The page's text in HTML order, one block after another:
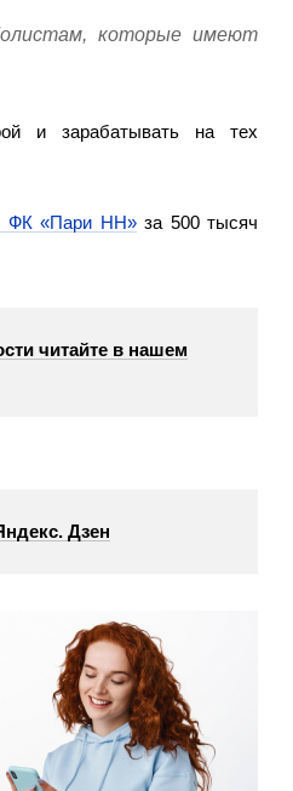
которые имеют
и зарабатывать на тех
ФК «Пари НН»за 500 тысяч
читайте в нашем
Дзен